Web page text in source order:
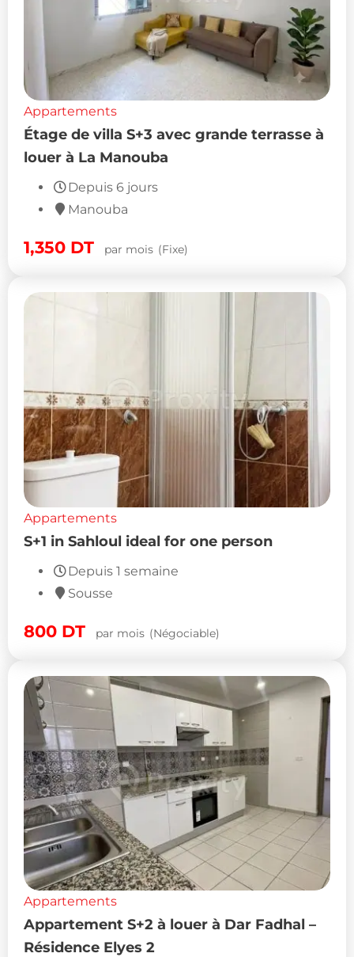
Appartements
Étage de villa S+3 avec grande terrasse à
louer à La Manouba
Depuis 6 jours
Manouba
1,350 DT par mois (Fixe)
Appartements
S+1 in Sahloul ideal for one person
Depuis 1 semaine
Sousse
800 DT par mois (Négociable)
Appartements
Appartement S+2 à louer à Dar Fadhal –
Résidence Elyes 2